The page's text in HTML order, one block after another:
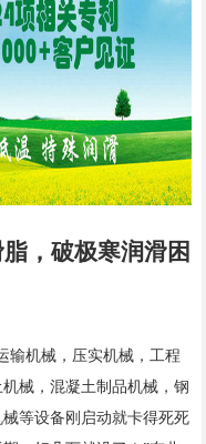
，破极寒润滑困
输机械，压实机械，工程
械，混凝土制品机械，钢
械等设备 刚启动就卡得死死